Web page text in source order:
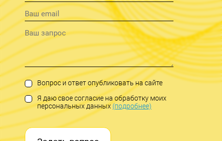
Вопрос и ответ опубликовать на сайте
Я даю свое согласие на обработку моих
персональных данных(подробнее)